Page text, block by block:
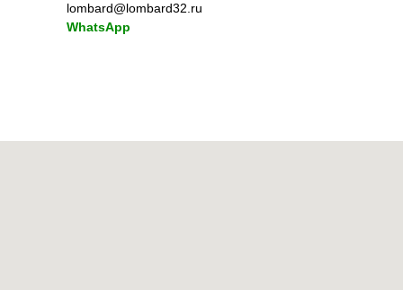
lombard@lombard32.ru
WhatsApp